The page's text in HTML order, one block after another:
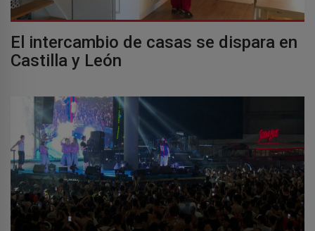
El intercambio de casas se dispara en
Castilla y León